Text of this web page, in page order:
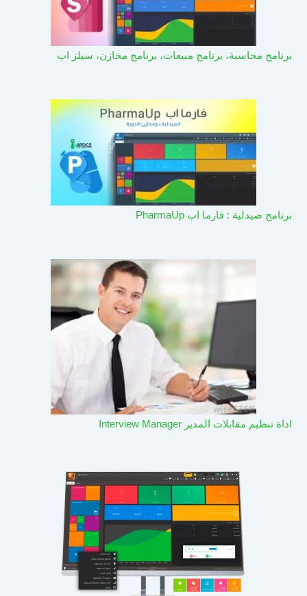
برنامج محاسبة، برنامج مبيعات، برنامج مخازن، سيلز اب
برنامج صيدلية : فارما اب PharmaUp​
اداة تنظيم مقابلات المدير Interview Manager